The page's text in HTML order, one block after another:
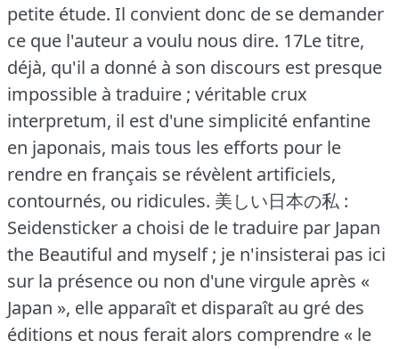
petite étude. Il convient donc de se demander
ce que l'auteur a voulu nous dire. 17Le titre,
déjà, qu'il a donné à son discours est presque
impossible à traduire ; véritable crux
interpretum, il est d'une simplicité enfantine
en japonais, mais tous les efforts pour le
rendre en français se révèlent artificiels,
contournés, ou ridicules. 美しい日本の私 :
Seidensticker a choisi de le traduire par Japan
the Beautiful and myself ; je n'insisterai pas ici
sur la présence ou non d'une virgule après «
Japan », elle apparaît et disparaît au gré des
éditions et nous ferait alors comprendre « le